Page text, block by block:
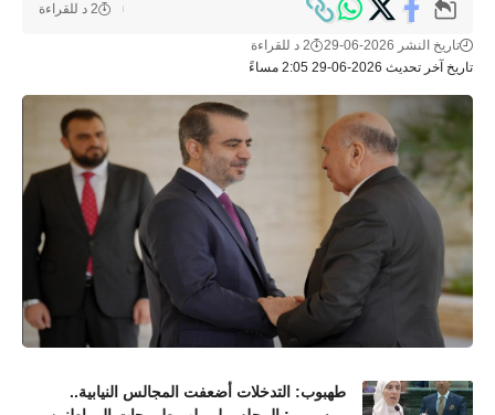
تاريخ آخر تحديث 2026-06-29 2:05 مساءً
تاريخ النشر 2026-06-29 2 د للقراءة
2 د للقراءة
طهبوب: التدخلات أضعفت المجالس النيابية..